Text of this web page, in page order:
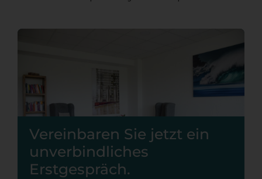
Vereinbaren Sie jetzt ein
unverbindliches
Erstgespräch.